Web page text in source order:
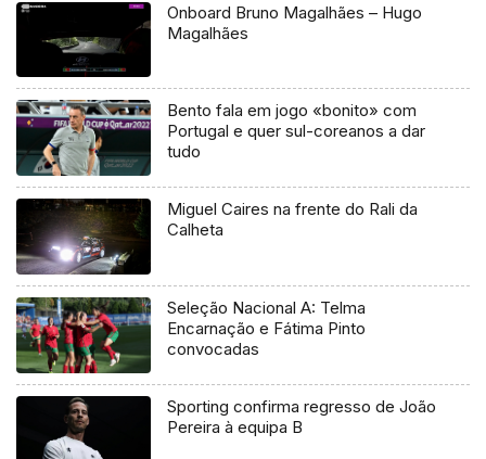
Onboard Bruno Magalhães – Hugo
Magalhães
Bento fala em jogo «bonito» com
Portugal e quer sul-coreanos a dar
tudo
Miguel Caires na frente do Rali da
Calheta
Seleção Nacional A: Telma
Encarnação e Fátima Pinto
convocadas
Sporting confirma regresso de João
Pereira à equipa B